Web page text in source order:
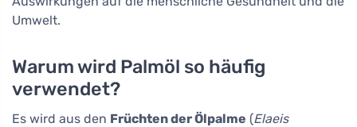
Umwelt.
Warum wird Palmöl so häufig
verwendet?
Es wird aus den Früchten der Ölpalme (Elaeis